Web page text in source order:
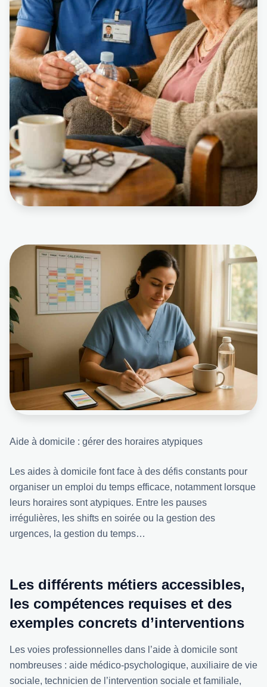
Aide à domicile : gérer des horaires atypiques
Les aides à domicile font face à des défis constants pour
organiser un emploi du temps efficace, notamment lorsque
leurs horaires sont atypiques. Entre les pauses
irrégulières, les shifts en soirée ou la gestion des
urgences, la gestion du temps…
Les différents métiers accessibles,
les compétences requises et des
exemples concrets d’interventions
Les voies professionnelles dans l’aide à domicile sont
nombreuses : aide médico-psychologique, auxiliaire de vie
sociale, technicien de l’intervention sociale et familiale,